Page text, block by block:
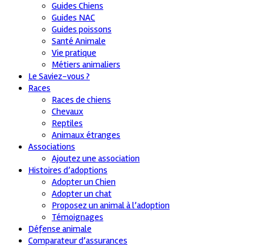
Guides Chiens
Guides NAC
Guides poissons
Santé Animale
Vie pratique
Métiers animaliers
Le Saviez-vous ?
Races
Races de chiens
Chevaux
Reptiles
Animaux étranges
Associations
Ajoutez une association
Histoires d’adoptions
Adopter un Chien
Adopter un chat
Proposez un animal à l’adoption
Témoignages
Défense animale
Comparateur d’assurances